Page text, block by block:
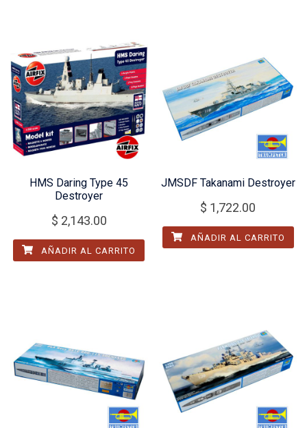
HMS Daring Type 45
Destroyer
$ 2,143.00
AÑADIR AL CARRITO
JMSDF Takanami Destroyer
$ 1,722.00
AÑADIR AL CARRITO